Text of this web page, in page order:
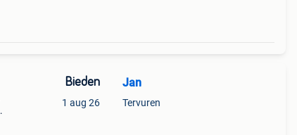
Bieden
1 aug 26
Jan
Tervuren